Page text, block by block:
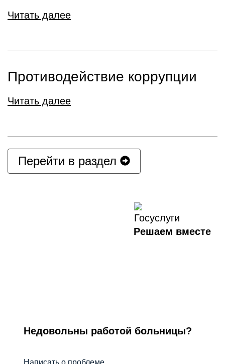
Читать далее
Противодействие коррупции
Читать далее
Перейти в раздел
Решаем вместе
Недовольны работой больницы?
Написать о проблеме